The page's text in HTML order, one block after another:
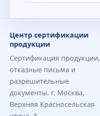
Центр сертификации
продукции
Сертификация продукции,
отказные письма и
разрешительные
документы. г. Москва,
Верхняя Красносельская